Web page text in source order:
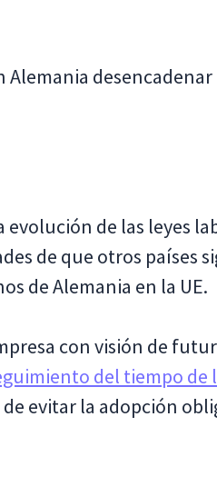
desencadenar
de las leyes
de que otros países
de Alemania en la UE.
con visión de
del tiempo de
evitar la adopción